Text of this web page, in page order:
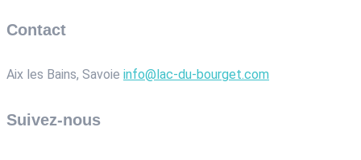
Contact
Aix les Bains, Savoie info@lac-du-bourget.com
Suivez-nous